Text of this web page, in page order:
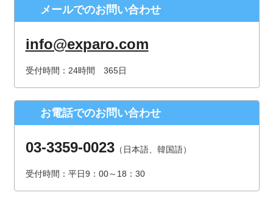
株式会社シースクェア 個人情報お問合せ窓口
〒160-0023 東京都新宿区西新宿６丁目１２−１ パークウェ
Eメール：info@c-square.co.jp
個人情報を入力するにあたっての注意事項
合せへの回答ができない場合がございます。
メールでのお問い合わせ
info@exparo.com
受付時間：24時間 365日
お電話でのお問い合わせ
03-3359-0023（日本語、韓国語）
受付時間：平日9：00～18：30